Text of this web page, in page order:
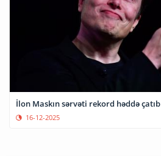
İlon Maskın sərvəti rekord həddə çatıb
16-12-2025